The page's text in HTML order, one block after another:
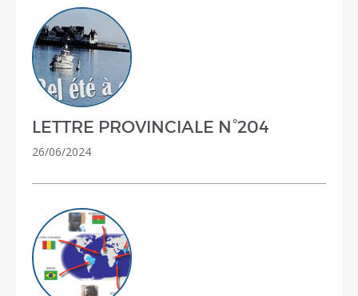
LETTRE PROVINCIALE N°204
26/06/2024